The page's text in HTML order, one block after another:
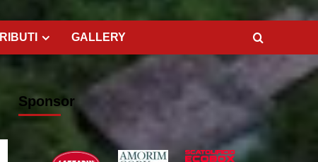
GALLERY
Sponsor